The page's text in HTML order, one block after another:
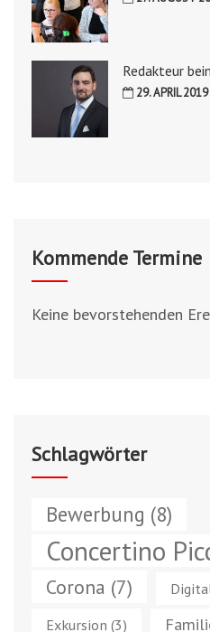
Redakteur
29. APRIL 2019
Kommende Termine
Keine bevorstehenden
Schlagwörter
Bewerbung (8)
Concertino
Corona (7)
Exkursion (3)